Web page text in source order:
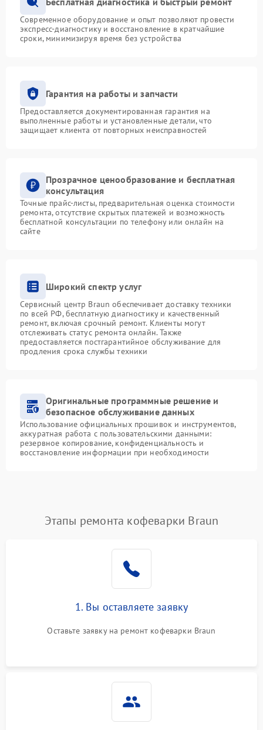
Современное оборудование и опыт позволяют провести
экспресс-диагностику и восстановление в кратчайшие
сроки, минимизируя время без устройства
Гарантия на работы и запчасти
Предоставляется документированная гарантия на
выполненные работы и установленные детали, что
защищает клиента от повторных неисправностей
Прозрачное ценообразование и бесплатная
консультация
Точные прайс-листы, предварительная оценка стоимости
ремонта, отсутствие скрытых платежей и возможность
бесплатной консультации по телефону или онлайн на
сайте
Широкий спектр услуг
Сервисный центр Braun обеспечивает доставку техники
по всей РФ, бесплатную диагностику и качественный
ремонт, включая срочный ремонт. Клиенты могут
отслеживать статус ремонта онлайн. Также
предоставляется постгарантийное обслуживание для
продления срока службы техники
Оригинальные программные решение и
безопасное обслуживание данных
Использование официальных прошивок и инструментов,
аккуратная работа с пользовательскими данными:
резервное копирование, конфиденциальность и
восстановление информации при необходимости
Этапы ремонта кофеварки Braun
1. Вы оставляете заявку
Оставьте заявку на ремонт кофеварки Braun